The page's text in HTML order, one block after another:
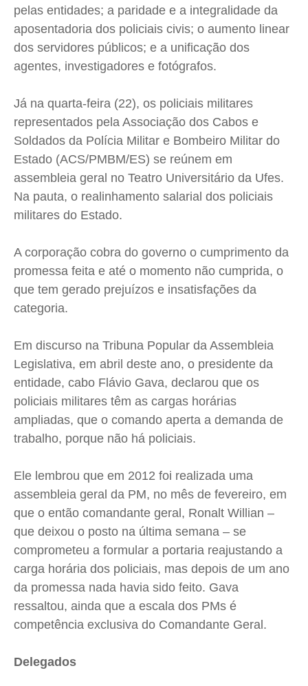
Privacidade
Privacidade
Privacidade
Privacidade
pelas entidades; a paridade e a integralidade da
aposentadoria dos policiais civis; o aumento linear
dos servidores públicos; e a unificação dos
agentes, investigadores e fotógrafos.
Já na quarta-feira (22), os policiais militares
representados pela Associação dos Cabos e
Soldados da Polícia Militar e Bombeiro Militar do
Estado (ACS/PMBM/ES) se reúnem em
assembleia geral no Teatro Universitário da Ufes.
Na pauta, o realinhamento salarial dos policiais
militares do Estado.
A corporação cobra do governo o cumprimento da
promessa feita e até o momento não cumprida, o
que tem gerado prejuízos e insatisfações da
categoria.
Em discurso na Tribuna Popular da Assembleia
Legislativa, em abril deste ano, o presidente da
entidade, cabo Flávio Gava, declarou que os
policiais militares têm as cargas horárias
ampliadas, que o comando aperta a demanda de
trabalho, porque não há policiais.
Ele lembrou que em 2012 foi realizada uma
assembleia geral da PM, no mês de fevereiro, em
que o então comandante geral, Ronalt Willian –
que deixou o posto na última semana – se
comprometeu a formular a portaria reajustando a
carga horária dos policiais, mas depois de um ano
da promessa nada havia sido feito. Gava
ressaltou, ainda que a escala dos PMs é
competência exclusiva do Comandante Geral.
Delegados